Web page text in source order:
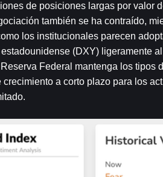
de posiciones largas por valor
también se ha contraído,
los institucionales parecen
(DXY) ligeramente
Federal mantenga los tipos
crecimiento a corto plazo para los